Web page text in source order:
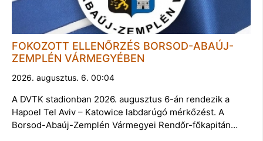
FOKOZOTT ELLENŐRZÉS BORSOD-ABAÚJ-
ZEMPLÉN VÁRMEGYÉBEN
2026. augusztus. 6. 00:04
A DVTK stadionban 2026. augusztus 6-án rendezik a
Hapoel Tel Aviv – Katowice labdarúgó mérkőzést. A
Borsod-Abaúj-Zemplén Vármegyei Rendőr-főkapitán…